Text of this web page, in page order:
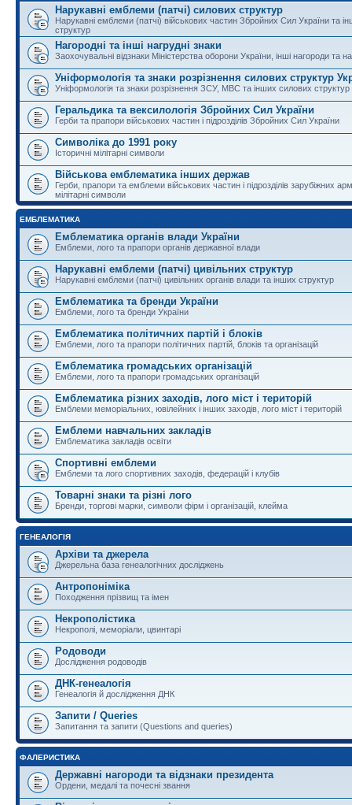
Нарукавні емблеми (патчі) силових структур
Нарукавні емблеми (патчі) військових частин Збройних Сил України та
структур
Нагородні та інші нагрудні знаки
Заохочувальні відзнаки Міністерства оборони України, інші нагороди та
Уніформологія та знаки розрізнення силових структур
Уніформологія та знаки розрізнення ЗСУ, МВС та інших силових структур
Геральдика та вексилологія Збройних Сил України
Герби та прапори військових частин і підрозділів Збройних Сил України
Символіка до 1991 року
Історичні мілітарні символи
Військова емблематика інших держав
Герби, прапори та емблеми військових частин і підрозділів зарубіжних
мілітарні символи
ЕМБЛЕМАТИКА
Емблематика органів влади України
Емблеми, лого та прапори органів державної влади
Нарукавні емблеми (патчі) цивільних структур
Нарукавні емблеми (патчі) цивільних органів влади та інших структур
Емблематика та бренди України
Емблеми, лого та бренди України
Емблематика політичних партій і блоків
Емблеми, лого та прапори політичних партій, блоків та організацій
Емблематика громадських організацій
Емблеми, лого та прапори громадських організацій
Емблематика різних заходів, лого міст і територій
Емблеми меморіальних, ювілейних і інших заходів, лого міст і територій
Емблеми навчальних закладів
Емблематика закладів освіти
Спортивні емблеми
Емблеми та лого спортивних заходів, федерацій і клубів
Товарні знаки та різні лого
Бренди, торгові марки, символи фірм і організацій, клейма
ГЕНЕАЛОГІЯ
Архіви та джерела
Джерельна база генеалогічних досліджень
Антропоніміка
Походження прізвищ та імен
Некрополістика
Некрополі, меморіали, цвинтарі
Родоводи
Дослідження родоводів
ДНК-генеалогія
Генеалогія й дослідження ДНК
Запити / Queries
Запитання та запити (Questions and queries)
ФАЛЕРИСТИКА
Державні нагороди та відзнаки президента
Ордени, медалі та почесні звання